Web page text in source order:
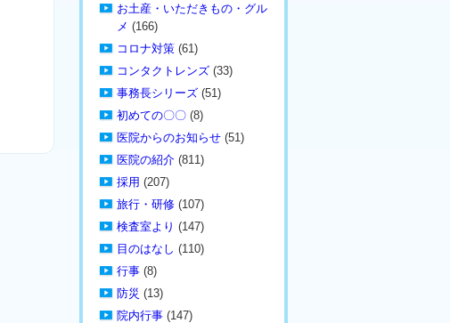
お土産・いただきもの・グル
メ (166)
コロナ対策 (61)
コンタクトレンズ (33)
事務長シリーズ (51)
初めての〇〇 (8)
医院からのお知らせ (51)
医院の紹介 (811)
採用 (207)
旅行・研修 (107)
検査室より (147)
目のはなし (110)
行事 (8)
防災 (13)
院内行事 (147)